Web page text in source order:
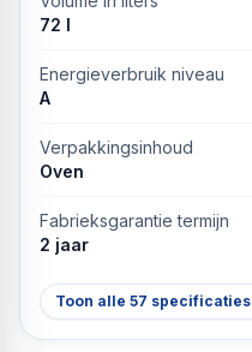
72 l
Energieverbruik niveau
A
Verpakkingsinhoud
Oven
Fabrieksgarantie termijn
2 jaar
Toon alle 57 specificaties